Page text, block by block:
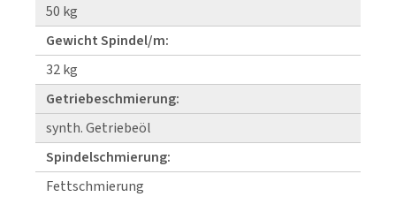
50 kg
Gewicht Spindel/m:
32 kg
Getriebeschmierung:
synth. Getriebeöl
Spindelschmierung:
Fettschmierung